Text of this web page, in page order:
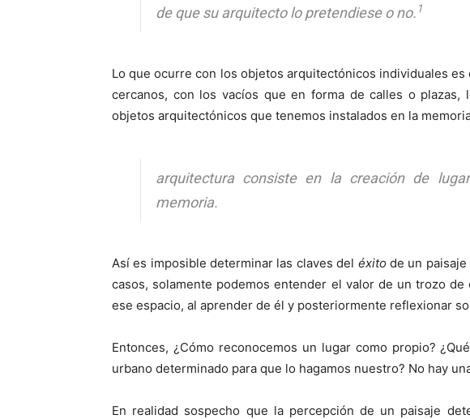
de que su arquitecto lo pretendiese o no. 1
Lo que ocurre con los objetos arquitectónicos individuales
cercanos, con los vacíos que en forma de calles o
objetos arquitectónicos que tenemos instalados en la
arquitectura consiste en la creación de
memoria.
Así es imposible determinar las claves del éxito de un
casos, solamente podemos entender el valor de un trozo
ese espacio, al aprender de él y posteriormente reflexionar
Entonces, ¿Cómo reconocemos un lugar como propio?
urbano determinado para que lo hagamos nuestro? No hay
En realidad sospecho que la percepción de un paisaje